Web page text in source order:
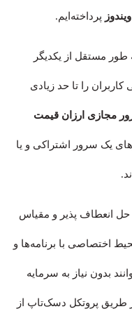
پرداخته‌ایم.
طور مستقل از یکدیگر
را تا حد زیادی
مجازی ارزان قیمت
یک سرور اشتراکی و یا
انعطاف پذیر و مقیاس
اختصاصی با برنامه‌ها و
بدون نیاز به سرمایه
طریق پروتکل دسک‌تاپ از